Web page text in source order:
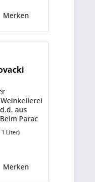
Merken
aus
Parac
aus Merlot
als
1 Liter)
Merken